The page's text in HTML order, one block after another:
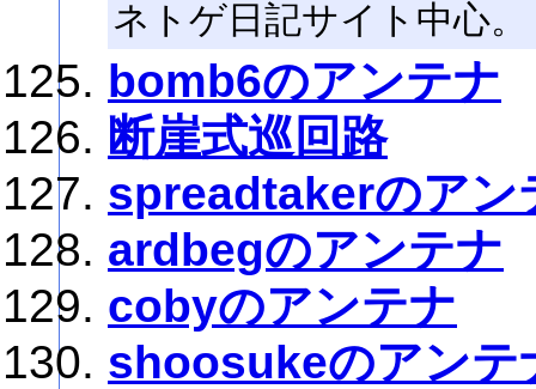
ネトゲ日記サイト中心。
bomb6のアンテナ
断崖式巡回路
spreadtakerのアン
ardbegのアンテナ
cobyのアンテナ
shoosukeのアンテ